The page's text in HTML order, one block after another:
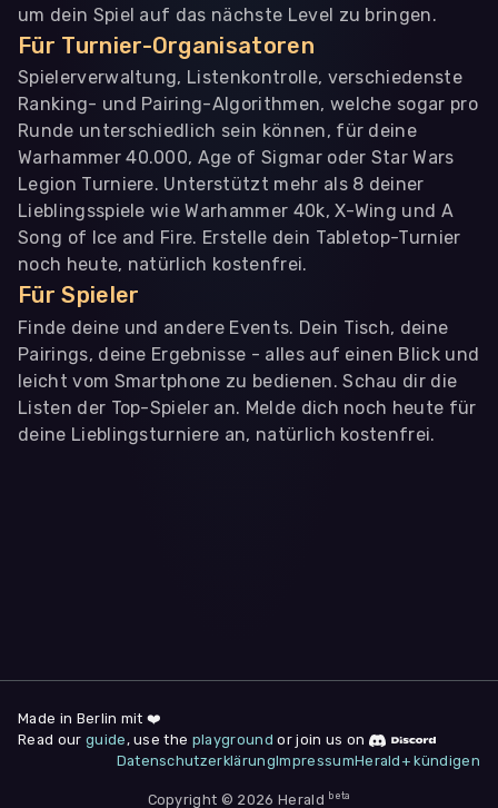
um dein Spiel auf das nächste Level zu bringen.
Für Turnier-Organisatoren
Spielerverwaltung, Listenkontrolle, verschiedenste
Ranking- und Pairing-Algorithmen, welche sogar pro
Runde unterschiedlich sein können, für deine
Warhammer 40.000, Age of Sigmar oder Star Wars
Legion Turniere. Unterstützt mehr als 8 deiner
Lieblingsspiele wie Warhammer 40k, X-Wing und A
Song of Ice and Fire. Erstelle dein Tabletop-Turnier
noch heute, natürlich kostenfrei.
Für Spieler
Finde deine und andere Events. Dein Tisch, deine
Pairings, deine Ergebnisse - alles auf einen Blick und
leicht vom Smartphone zu bedienen. Schau dir die
Listen der Top-Spieler an. Melde dich noch heute für
deine Lieblingsturniere an, natürlich kostenfrei.
deine Zustimmung jederzeit unter "
am Seitenende widerrufen.
Nur notwendige
Made in Berlin mit ❤️
Read our guide , use the playground or join us on
DatenschutzerklärungImpressumHerald+ kündigen
Copyright © 2026 Herald beta